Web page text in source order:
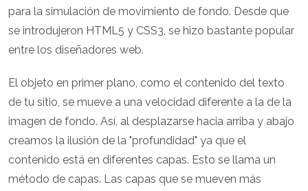
para la simulación de movimiento de fondo. Desde que
se introdujeron HTML5 y CSS3, se hizo bastante popular
entre los diseñadores web.
El objeto en primer plano, como el contenido del texto
de tu sitio, se mueve a una velocidad diferente a la de la
imagen de fondo. Así, al desplazarse hacia arriba y abajo
creamos la ilusión de la "profundidad" ya que el
contenido está en diferentes capas. Esto se llama un
método de capas. Las capas que se mueven más